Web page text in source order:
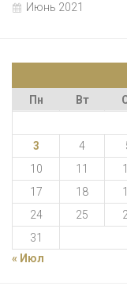
Июнь 2021
Пн
Вт
3
4
10
11
17
18
24
25
31
« Июл